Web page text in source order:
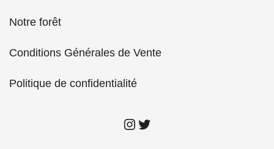
Notre forêt
Conditions Générales de Vente
Politique de confidentialité
insta Kitmaster
twitter Kitmaster